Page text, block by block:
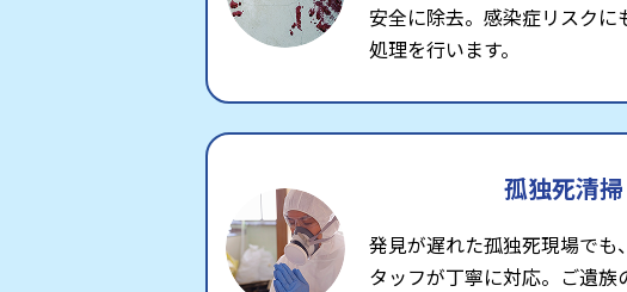
安全に除去。感染症リスクに
処理を行います。
孤独死清掃
発見が遅れた孤独死現場でも
タッフが丁寧に対応。ご遺族